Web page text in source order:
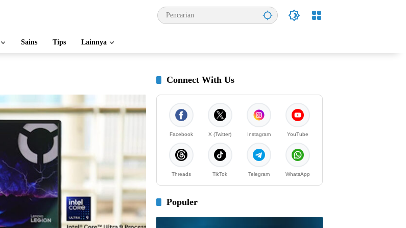
Sains Tips Lainnya
Connect With Us
Facebook X (Twitter) Instagram YouTube
Threads TikTok Telegram WhatsApp
Populer